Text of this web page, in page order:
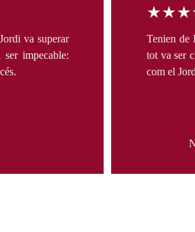
Tenien de
tot va ser
com el
va superar
impecable: